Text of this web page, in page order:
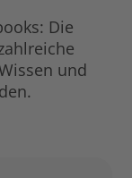
Die
und